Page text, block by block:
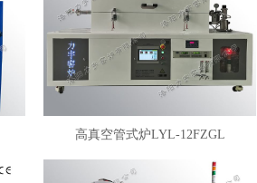
高真空管式炉LYL-12FZGL